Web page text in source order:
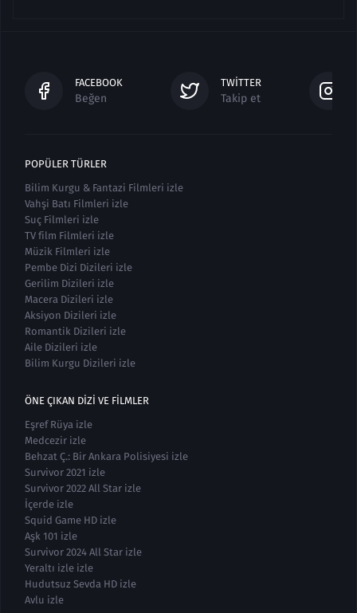
FACEBOOK
Beğen
TWITTER
Takip et
POPÜLER TÜRLER
Bilim Kurgu & Fantazi Filmleri izle
Vahşi Batı Filmleri izle
Suç Filmleri izle
TV film Filmleri izle
Müzik Filmleri izle
Pembe Dizi Dizileri izle
Gerilim Dizileri izle
Macera Dizileri izle
Aksiyon Dizileri izle
Romantik Dizileri izle
Aile Dizileri izle
Bilim Kurgu Dizileri izle
ÖNE ÇIKAN DIZI VE FILMLER
Eşref Rüya izle
Medcezir izle
Behzat Ç.: Bir Ankara Polisiyesi izle
Survivor 2021 izle
Survivor 2022 All Star izle
İçerde izle
Squid Game HD izle
Aşk 101 izle
Survivor 2024 All Star izle
Yeraltı izle izle
Hudutsuz Sevda HD izle
Avlu izle